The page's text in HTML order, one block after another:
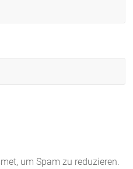
um Spam zu reduzieren.